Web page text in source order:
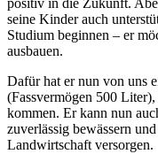
positiv in die Zukunft.
seine Kinder auch
Studium beginnen – er
ausbauen.
Dafür hat er nun von uns
(Fassvermögen 500
kommen. Er kann nun
zuverlässig bewässern
Landwirtschaft versorgen.